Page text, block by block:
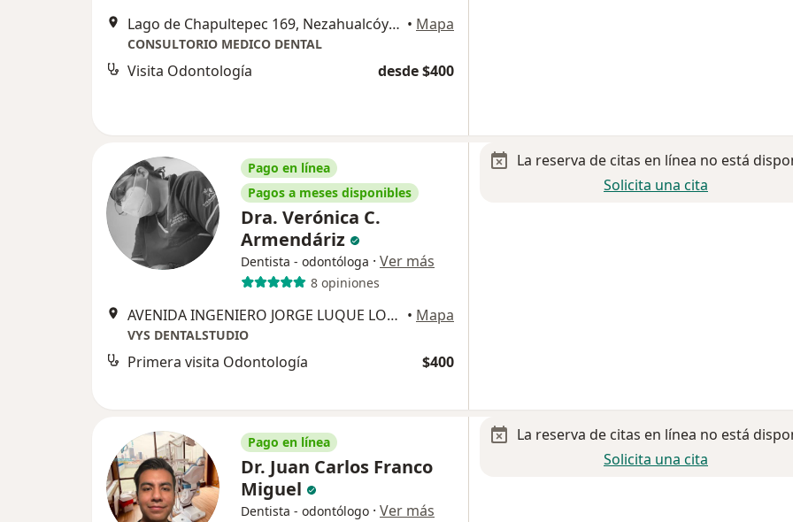
Lago de Chapultepec 169, Nezahualcóyotl • Mapa
CONSULTORIO MEDICO DENTAL
Visita Odontología desde $400
Pago en línea
Pagos a meses disponibles
Dra. Verónica C.
Armendáriz
Dentista - odontóloga · Ver más
8 opiniones
AVENIDA INGENIERO JORGE LUQUE LOYOLA128, Nezahualcóyotl • Mapa
VYS DENTALSTUDIO
Primera visita Odontología $400
La reserva de citas en línea no está
Solicita una cita
Pago en línea
Dr. Juan Carlos Franco
Miguel
Dentista - odontólogo · Ver más
La reserva de citas en línea no está
Solicita una cita